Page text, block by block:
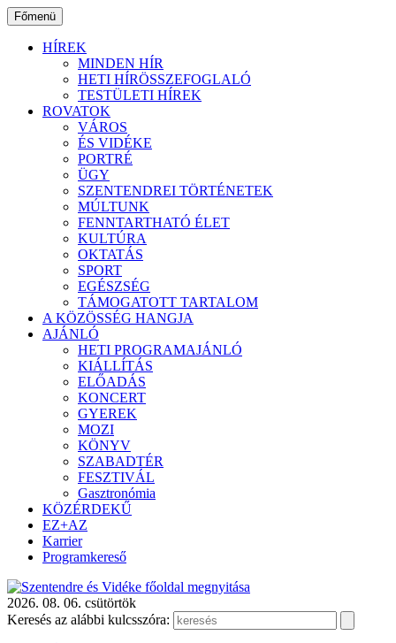
Ugrás
a
tartalomhoz
Főmenü
HÍREK
MINDEN HÍR
HETI HÍRÖSSZEFOGLALÓ
TESTÜLETI HÍREK
ROVATOK
VÁROS
ÉS VIDÉKE
PORTRÉ
ÜGY
SZENTENDREI TÖRTÉNETEK
MÚLTUNK
FENNTARTHATÓ ÉLET
KULTÚRA
OKTATÁS
SPORT
EGÉSZSÉG
TÁMOGATOTT TARTALOM
A KÖZÖSSÉG HANGJA
AJÁNLÓ
HETI PROGRAMAJÁNLÓ
KIÁLLÍTÁS
ELŐADÁS
KONCERT
GYEREK
MOZI
KÖNYV
SZABADTÉR
FESZTIVÁL
Gasztronómia
KÖZÉRDEKŰ
EZ+AZ
Karrier
Programkereső
2026. 08. 06. csütörtök
Keresés az alábbi kulcsszóra: